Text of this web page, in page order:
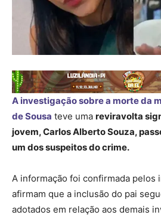
A investigação sobre a morte da
de Sousa teve uma reviravolta
jovem, Carlos Alberto Souza,
um dos suspeitos do crime.
A informação foi confirmada pelos
afirmam que a inclusão do pai
adotados em relação aos demais